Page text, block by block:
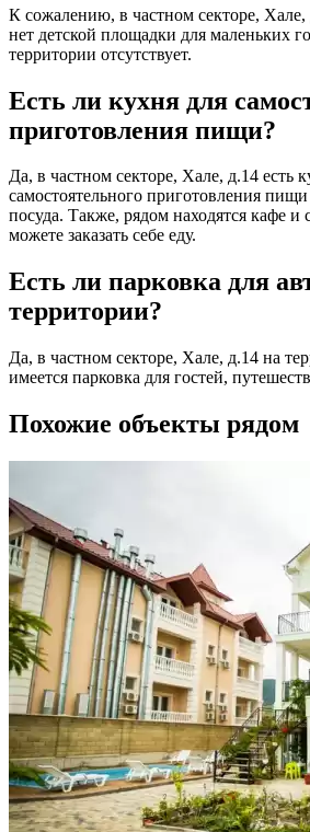
К сожалению, в частном секторе, Хале,
нет детской площадки для маленьких
территории отсутствует.
Есть ли кухня для
приготовления пищи?
Да, в частном секторе, Хале, д.14 есть
самостоятельного приготовления
посуда. Также, рядом находятся кафе и
можете заказать себе еду.
Есть ли парковка для
территории?
Да, в частном секторе, Хале, д.14 на
имеется парковка для гостей,
Похожие объекты рядом